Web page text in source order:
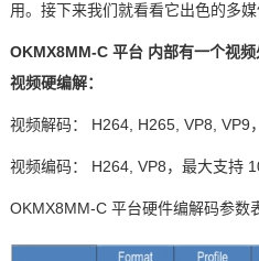
用。接下来我们就看看它出色的多媒
OKMX8MM-C 平台 内部有一个视
视频硬编解：
视频解码： H264, H265, VP8, VP9
视频编码： H264, VP8，最大支持
OKMX8MM-C 平台硬件编解码参数